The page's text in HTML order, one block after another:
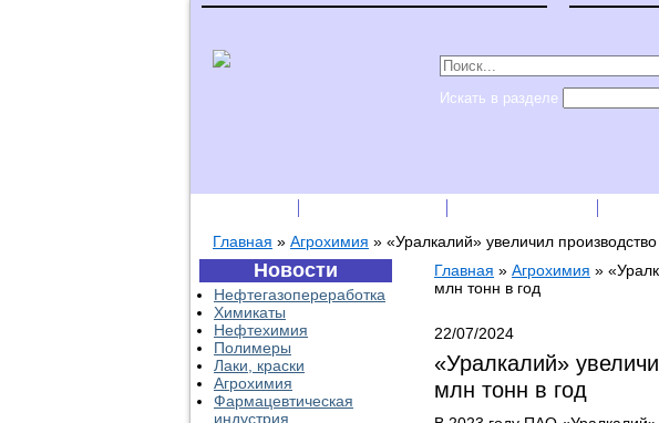
Искать в разделе
Главная » Агрохимия » «Уралкалий» увеличил
Новости
Нефтегазопереработка
Химикаты
Нефтехимия
Полимеры
Лаки, краски
Агрохимия
Фармацевтическая
индустрия
Главная » Агрохимия »
млн тонн в год
22/07/2024
«Уралкалий»
млн тонн в год